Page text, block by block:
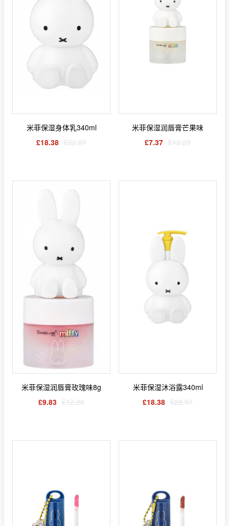
米菲保湿身体乳340ml
£18.38 £22.97
米菲保湿润唇膏芒果味
£7.37 £12.29
米菲保湿润唇膏玫瑰味8g
£9.83 £12.29
米菲保湿沐浴露340ml
£18.38 £22.97